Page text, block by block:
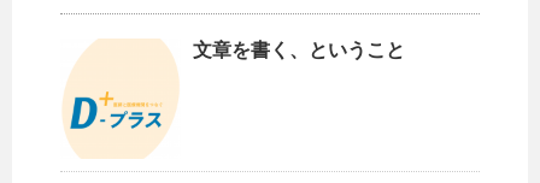
文章を書く、ということ